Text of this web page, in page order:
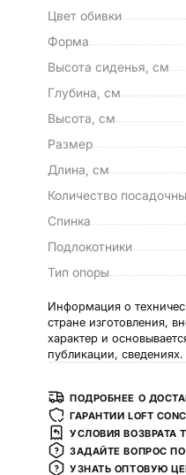
Цвет обивки
Форма
Высота сиденья, см
Глубина, см
Высота, см
Размер
Длина, см
Количество
Спинка
Подлокотники
Тип опоры
Информация о
стране изготовления,
характер и
публикации, сведениях.
ПОДРОБНЕЕ О
ГАРАНТИИ LOFT
УСЛОВИЯ ВОЗВРАТА
ЗАДАЙТЕ ВОПРОС
УЗНАТЬ ОПТОВУЮ